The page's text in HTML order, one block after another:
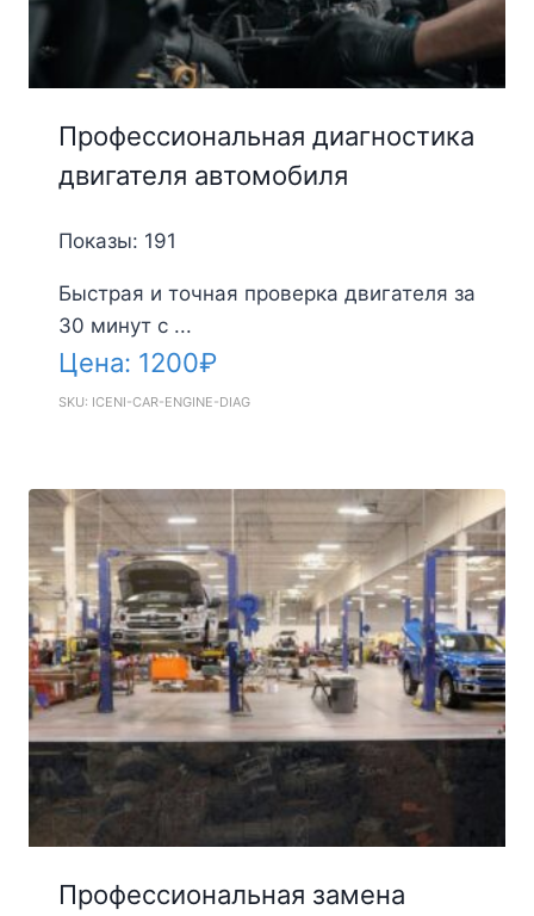
Профессиональная диагностика
двигателя автомобиля
Показы: 191
Быстрая и точная проверка двигателя за
30 минут с ...
Цена: 1200₽
SKU: ICENI-CAR-ENGINE-DIAG
Профессиональная замена